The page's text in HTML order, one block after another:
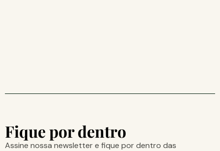
Fique por dentro
Assine nossa newsletter e fique por dentro das